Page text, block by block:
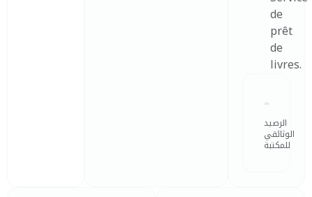
de
prêt
de
livres.
الرصيد
الوثائقي
للمكتبة